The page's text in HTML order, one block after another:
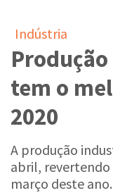
Indústria
tem o
2020
A produção
abril, revertendo
março deste ano.